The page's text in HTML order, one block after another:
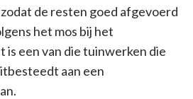
de resten goed afgevoerd
het mos bij het
een van die tuinwerken die
aan een